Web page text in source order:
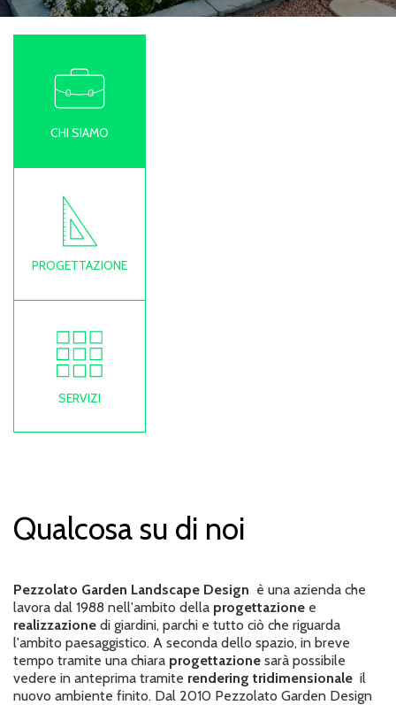
CHI SIAMO
PROGETTAZIONE
SERVIZI
Qualcosa su di noi
Pezzolato Garden Landscape Design è una azienda che
lavora dal 1988 nell'ambito della progettazione e
realizzazione di giardini, parchi e tutto ciò che riguarda
l'ambito paesaggistico. A seconda dello spazio, in breve
tempo tramite una chiara progettazione sarà possibile
vedere in anteprima tramite rendering tridimensionale il
nuovo ambiente finito. Dal 2010 Pezzolato Garden Design